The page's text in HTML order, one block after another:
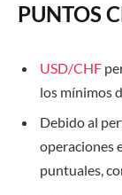
PUNTOS
USD/CHF
los mínimos
Debido al
operaciones
puntuales,